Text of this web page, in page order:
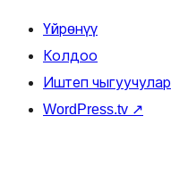
Үйрөнүү
Колдоо
Иштеп чыгуучулар
WordPress.tv ↗